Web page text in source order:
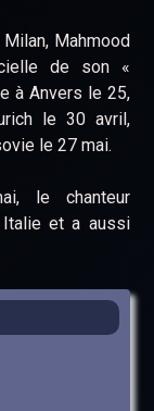
Mahmood
de son «
à Anvers le 25,
le 30 avril,
le 27 mai.
le chanteur
Italie et a aussi